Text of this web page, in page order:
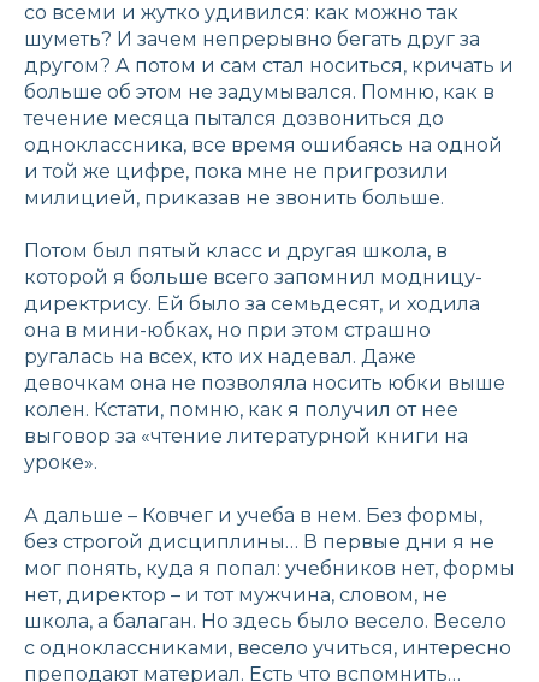
со всеми и жутко удивился: как можно так
шуметь? И зачем непрерывно бегать друг за
другом? А потом и сам стал носиться, кричать и
больше об этом не задумывался. Помню, как в
течение месяца пытался дозвониться до
одноклассника, все время ошибаясь на одной
и той же цифре, пока мне не пригрозили
милицией, приказав не звонить больше.
Потом был пятый класс и другая школа, в
которой я больше всего запомнил модницу-
директрису. Ей было за семьдесят, и ходила
она в мини-юбках, но при этом страшно
ругалась на всех, кто их надевал. Даже
девочкам она не позволяла носить юбки выше
колен. Кстати, помню, как я получил от нее
выговор за «чтение литературной книги на
уроке».
А дальше – Ковчег и учеба в нем. Без формы,
без строгой дисциплины… В первые дни я не
мог понять, куда я попал: учебников нет, формы
нет, директор – и тот мужчина, словом, не
школа, а балаган. Но здесь было весело. Весело
с одноклассниками, весело учиться, интересно
преподают материал. Есть что вспомнить…